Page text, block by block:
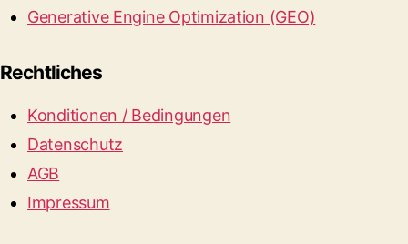
Generative Engine Optimization (GEO)
Rechtliches
Konditionen / Bedingungen
Datenschutz
AGB
Impressum